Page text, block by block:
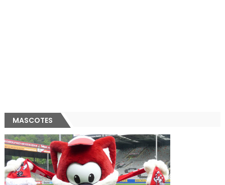
MASCOTES